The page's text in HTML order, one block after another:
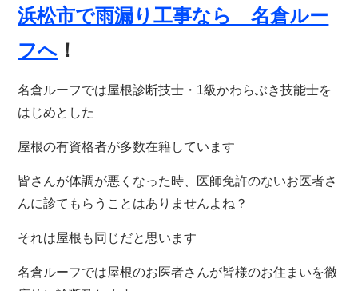
浜松市で雨漏り工事なら 名倉ルー
フへ ！
名倉ルーフでは屋根診断技士・1級かわらぶき技能士を
はじめとした
屋根の有資格者が多数在籍しています
皆さんが体調が悪くなった時、医師免許のないお医者さ
んに診てもらうことはありませんよね？
それは屋根も同じだと思います
名倉ルーフでは屋根のお医者さんが皆様のお住まいを徹